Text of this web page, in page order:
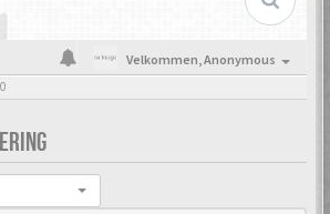
Velkommen,Anonymous